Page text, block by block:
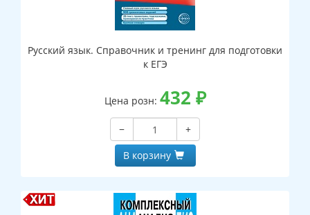
Русский язык. Справочник и тренинг для подготовки
к ЕГЭ
Цена розн: 432 ₽
−
+
В корзину